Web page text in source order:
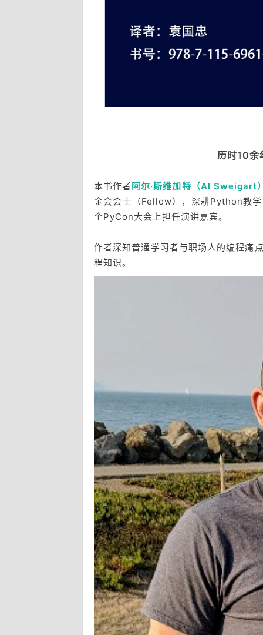
历时10余
本书作者阿尔·斯维加特（Al Sweigart
金会会士（Fellow），深耕Python教
个PyCon大会上担任演讲嘉宾。
作者深知普通学习者与职场人的编程痛
程知识。